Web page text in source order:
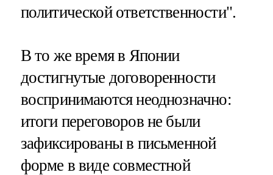
политической ответственности".
В то же время в Японии
достигнутые договоренности
воспринимаются неоднозначно:
итоги переговоров не были
зафиксированы в письменной
форме в виде совместной